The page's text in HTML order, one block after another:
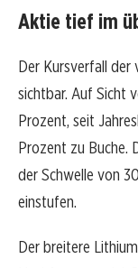
Aktie tief im
Der Kursverfall der
sichtbar. Auf Sicht
Prozent, seit
Prozent zu Buche.
der Schwelle von
einstufen.
Der breitere